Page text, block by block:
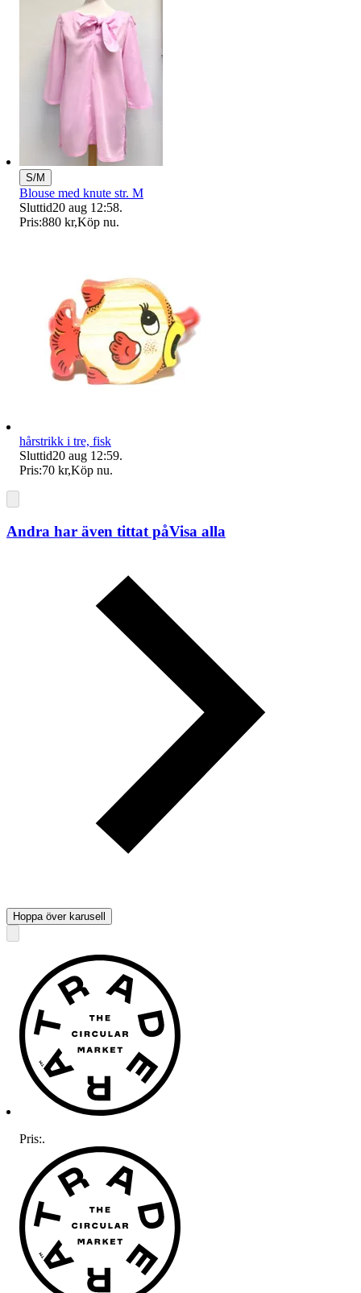
S/M
Blouse med knute str. M
Sluttid20 aug 12:58.
Pris:880 kr,Köp nu.
hårstrikk i tre, fisk
Sluttid20 aug 12:59.
Pris:70 kr,Köp nu.
Andra har även tittat påVisa alla
Hoppa över karusell
Pris:.